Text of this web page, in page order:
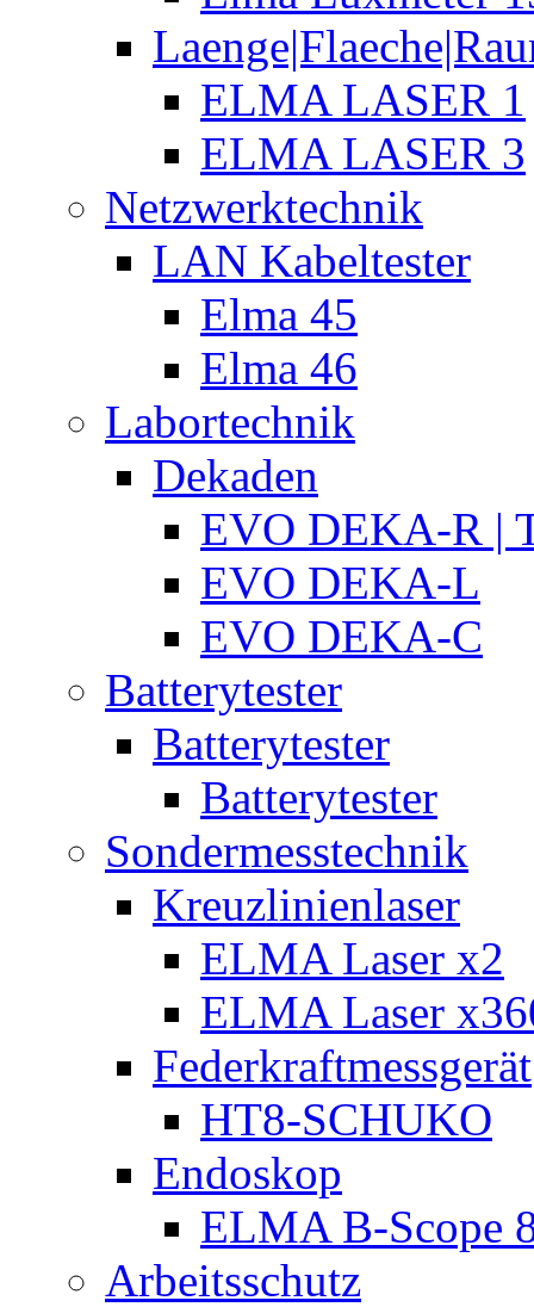
ELMA LASER 1
ELMA LASER 3
Netzwerktechnik
LAN Kabeltester
Elma 45
Elma 46
Labortechnik
Dekaden
EVO DEKA-R |
EVO DEKA-L
EVO DEKA-C
Batterytester
Batterytester
Batterytester
Sondermesstechnik
Kreuzlinienlaser
ELMA Laser x2
ELMA Laser
Federkraftmessgerät
HT8-SCHUKO
Endoskop
ELMA B-Scope
Arbeitsschutz